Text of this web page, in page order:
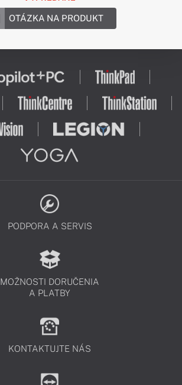
OTÁZKA NA PRODUKT
PODPORA A SERVIS
MOŽNOSTI DORUČENIA
A PLATBY
KONTAKTUJTE NÁS